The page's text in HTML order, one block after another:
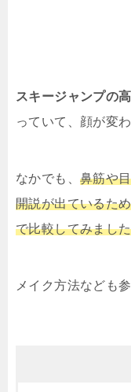
スキージャンプの
っていて、顔が変
なかでも、 鼻筋や
開説が出ているた
で比較してみまし
メイク方法なども